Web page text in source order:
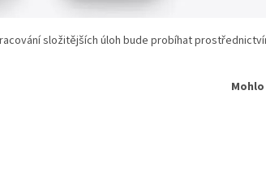
složitějších úloh bude probíhat